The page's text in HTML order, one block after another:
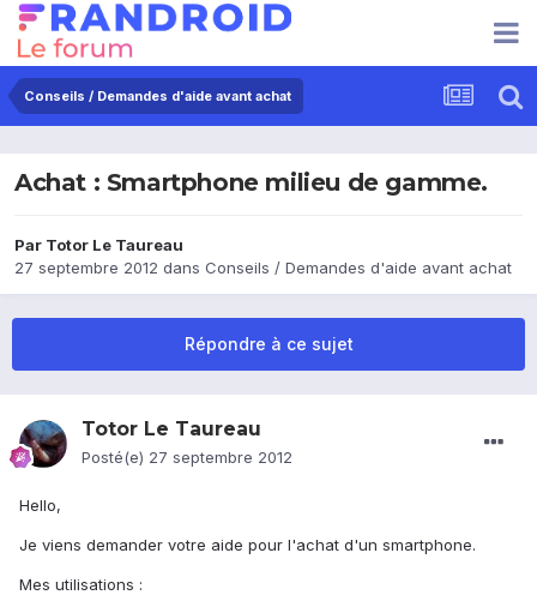
Conseils / Demandes d'aide avant achat
Achat : Smartphone milieu de gamme.
Par Totor Le Taureau
27 septembre 2012 dans Conseils / Demandes d'aide avant achat
Répondre à ce sujet
Totor Le Taureau
Posté(e) 27 septembre 2012
Hello,
Je viens demander votre aide pour l'achat d'un smartphone.
Mes utilisations :